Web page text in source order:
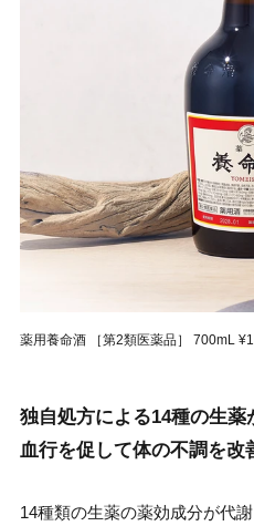
薬用養命酒 ［第2類医薬品］ 700mL
独自処方による14種の生薬
血行を促して体の不調を改
14種類の生薬の薬効成分が代